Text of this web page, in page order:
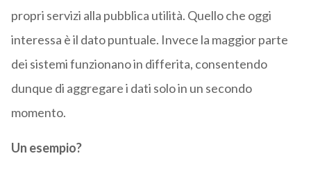
propri servizi alla pubblica utilità. Quello che oggi
interessa è il dato puntuale. Invece la maggior parte
dei sistemi funzionano in differita, consentendo
dunque di aggregare i dati solo in un secondo
momento.
Un esempio?